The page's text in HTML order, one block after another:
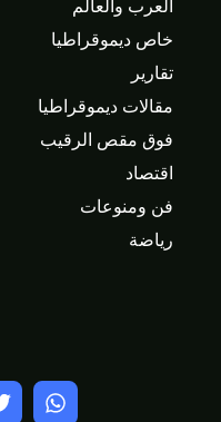
العرب والعالم
خاص ديموقراطيا
تقارير
مقالات ديموقراطيا
فوق مقص الرقيب
اقتصاد
فن ومنوعات
رياضة